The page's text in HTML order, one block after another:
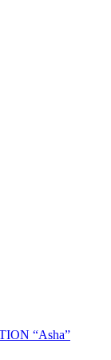
“Asha”